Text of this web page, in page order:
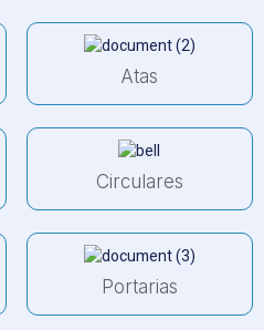
Atas
Circulares
Portarias